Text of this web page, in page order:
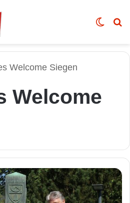
Skin
Welcome Siegen
Welcome